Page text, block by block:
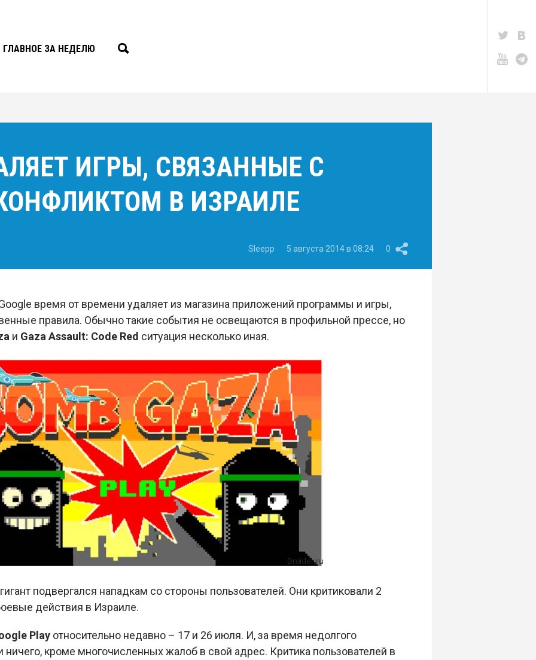
ГЛАВНОЕ ЗА НЕДЕЛЮ
ИГРЫ, СВЯЗАННЫЕ С
В ИЗРАИЛЕ
Sleepp 5 августа 2014 в 08:24 0
время от времени удаляет из магазина приложений программы и игры,
правила. Обычно такие события не освещаются в профильной прессе, но
и Gaza Assault: Code Red ситуация несколько иная.
подвергался нападкам со стороны пользователей. Они критиковали 2
действия в Израиле.
Playотносительно недавно – 17 и 26 июля. И, за время недолгого
кроме многочисленных жалоб в свой адрес. Критика пользователей в